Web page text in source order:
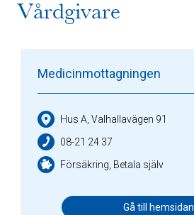
Vårdgivare
Medicinmottagningen
Hus A, Valhallavägen 91
08-21 24 37
Försäkring, Betala själv
Gå till hemsidan